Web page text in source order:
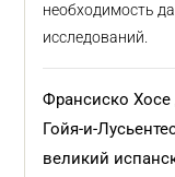
необходимость
исследований.
Франсиско Хосе
Гойя-и-
великий